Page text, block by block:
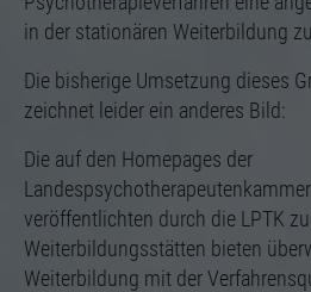
in der stationären Weiterbildung
Die bisherige Umsetzung dieses
zeichnet leider ein anderes Bild:
Die auf den Homepages der
veröffentlichten durch die LPTK
Weiterbildungsstätten bieten
Weiterbildung mit der